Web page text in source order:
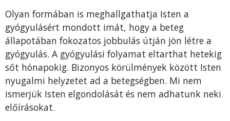
Olyan formában is meghallgathatja Isten a
gyógyulá­sért mondott imát, hogy a beteg
állapotában fokozatos jobbulás útján jön létre a
gyógyulás. A gyógyulási folya­mat eltarthat hetekig
sőt hónapokig. Bizonyos körül­mények között Isten
nyugalmi helyzetet ad a betegség­ben. Mi nem
ismerjük Isten elgondolását és nem adha­tunk neki
előírásokat.